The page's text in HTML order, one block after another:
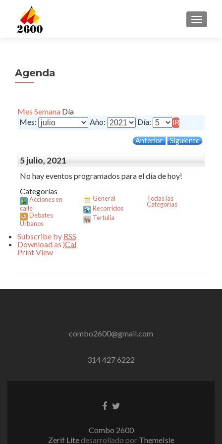
Agenda
Mes Semana Día
Mes:
Año: Día:
Anterior Siguiente
5 julio, 2021
No hay eventos programados para el día de hoy!
Categorías
Acciones en
calle
Debates
Urbanos
General
Recorridos
Tertulia
Todas las
Categorías
Subscribe by RSS
Download as iCal
PrintView
combo2600@gmail.com
314 427 6222
EnlaceEnlace
Combo 2600
Zerif Lite desarrollado por ThemeIsle